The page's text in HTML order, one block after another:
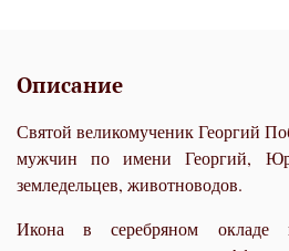
Описание
Святой великомученик Георгий
мужчин по имени Георгий,
земледельцев, животноводов.
Икона в серебряном окладе